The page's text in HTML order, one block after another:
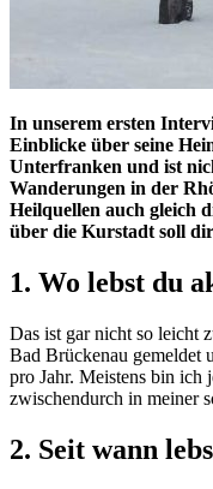
In unserem ersten
Einblicke über seine
Unterfranken und ist
Wanderungen in der
Heilquellen auch gleich
über die Kurstadt soll
1. Wo lebst du
Das ist gar nicht so leicht
Bad Brückenau gemeldet
pro Jahr. Meistens bin ich
zwischendurch in meiner
2. Seit wann